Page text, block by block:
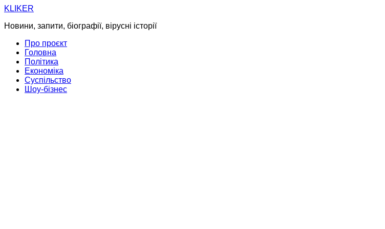
Skip
content
KLIKER
Новини, запити, біографії, вірусні історії
Про проєкт
Головна
Політика
Економіка
Суспільство
Шоу-бізнес